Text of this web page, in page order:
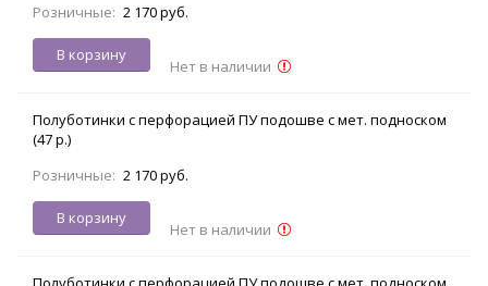
Розничные: 2 170 руб.
В корзину
Нет в наличии
Полуботинки с перфорацией ПУ подошве с мет. подноском
(47 р.)
Розничные: 2 170 руб.
В корзину
Нет в наличии